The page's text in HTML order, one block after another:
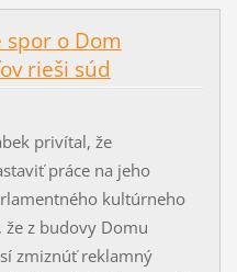
spor o Dom
rieši súd
privítal, že
práce na jeho
kultúrneho
že z budovy Domu
zmiznúť reklamný